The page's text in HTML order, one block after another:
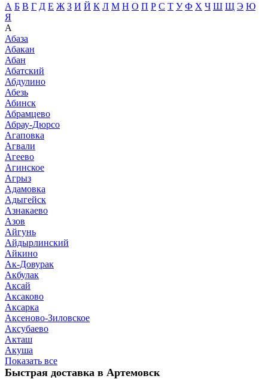
А Б В Г Д Е Ж З И Й К Л М Н О П Р С Т У Ф Х Ч Ш Щ Э Ю
Я
А
Абаза
Абакан
Абан
Абатский
Абдулино
Абезь
Абинск
Абрамцево
Абрау-Дюрсо
Агаповка
Агвали
Агеево
Агинское
Агрыз
Адамовка
Адыгейск
Азнакаево
Азов
Айгунь
Айдырлинский
Айкино
Ак-Довурак
Акбулак
Аксай
Аксаково
Аксарка
Аксеново-Зиловское
Аксубаево
Акташ
Акуша
Показать все
Быстрая доставка в Артемовск